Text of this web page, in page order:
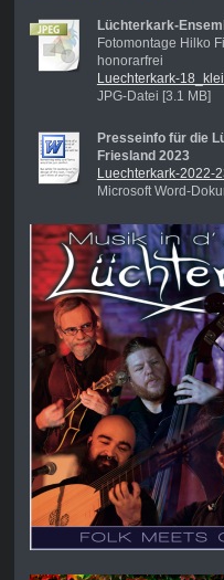
Lüchterkark-
Fotomontage Hilko
honorarfrei
Luechterkark-
JPG-Datei [3.1 MB]
Presseinfo für die
Friesland 2023
Luechterkark-2022-
Microsoft Word-